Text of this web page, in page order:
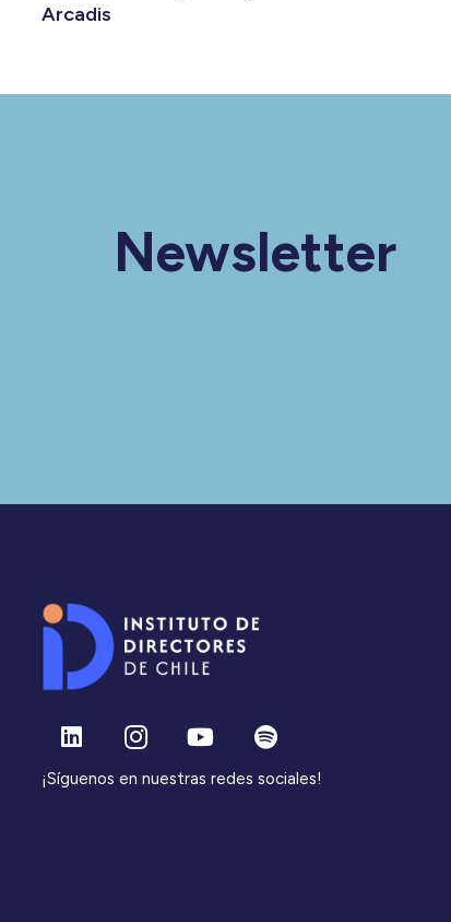
Arcadis
Newsletter
¡Síguenos en nuestras redes sociales!